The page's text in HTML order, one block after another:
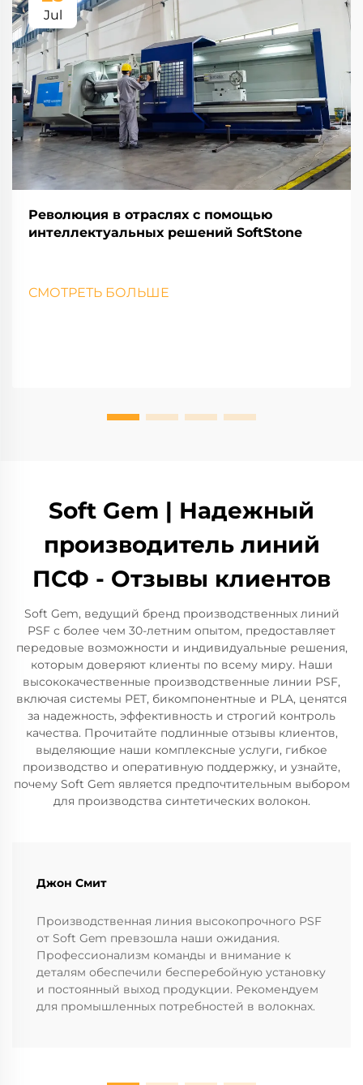
Jul
Революция в отраслях с помощью
интеллектуальных решений SoftStone
СМОТРЕТЬ БОЛЬШЕ
Soft Gem | Надежный
производитель линий
ПСФ - Отзывы клиентов
Soft Gem, ведущий бренд производственных линий
PSF с более чем 30-летним опытом, предоставляет
передовые возможности и индивидуальные решения,
которым доверяют клиенты по всему миру. Наши
высококачественные производственные линии PSF,
включая системы PET, бикомпонентные и PLA, ценятся
за надежность, эффективность и строгий контроль
качества. Прочитайте подлинные отзывы клиентов,
выделяющие наши комплексные услуги, гибкое
производство и оперативную поддержку, и узнайте,
почему Soft Gem является предпочтительным выбором
для производства синтетических волокон.
Джон Смит
Производственная линия высокопрочного PSF
от Soft Gem превзошла наши ожидания.
Профессионализм команды и внимание к
деталям обеспечили бесперебойную установку
и постоянный выход продукции. Рекомендуем
для промышленных потребностей в волокнах.